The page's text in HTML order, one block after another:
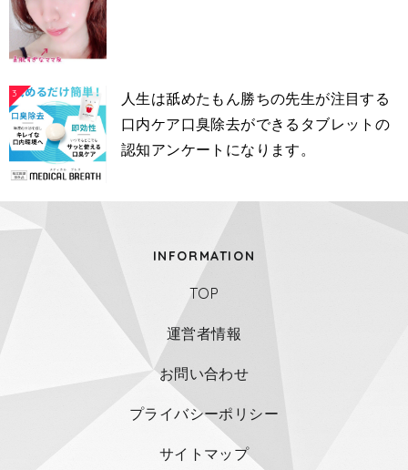
3
人生は舐めたもん勝ちの先生が注目する
口内ケア口臭除去ができるタブレットの
認知アンケートになります。
INFORMATION
TOP
運営者情報
お問い合わせ
プライバシーポリシー
サイトマップ